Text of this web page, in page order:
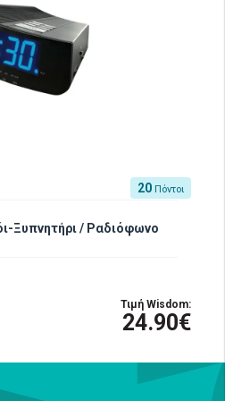
20 Πόντοι
Ξυπνητήρι / Ραδιόφωνο
Τιμή Wisdom:
24.90€